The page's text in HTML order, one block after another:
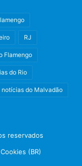
RJ
Flamengo
do Rio
notícias do Malvadão
reservados
(BR)